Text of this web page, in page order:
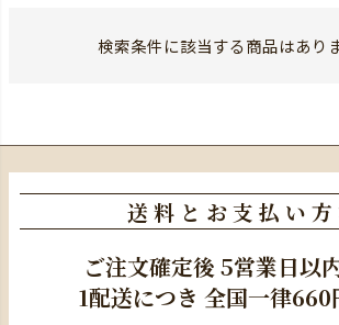
検索条件に該当する商品はあり
送料とお支払い方
ご注文確定後5営業日以
1配送につき 全国一律660